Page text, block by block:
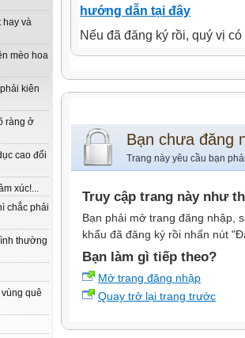
hay và
mèo hoa
kiên
ràng ở
cao đối
xúc!...
chắc phải
thường
quê
hướng dẫn tại đây
Nếu đã đăng ký rồi, quý vị
Bạn chưa đăng
Trang này yêu cầu bạn
Truy cập trang này như
Bạn phải mở trang đăng nhập,
khẩu đã đăng ký rồi nhấn nút
Bạn làm gì tiếp theo?
Mở trang đăng nhập
Quay trở lại trang trước